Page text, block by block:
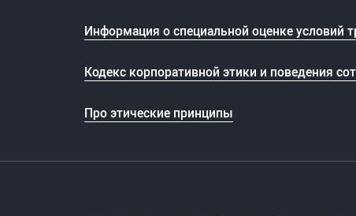
Информация о специальной оценке условий
Кодекс корпоративной этики и поведения
Про этические принципы